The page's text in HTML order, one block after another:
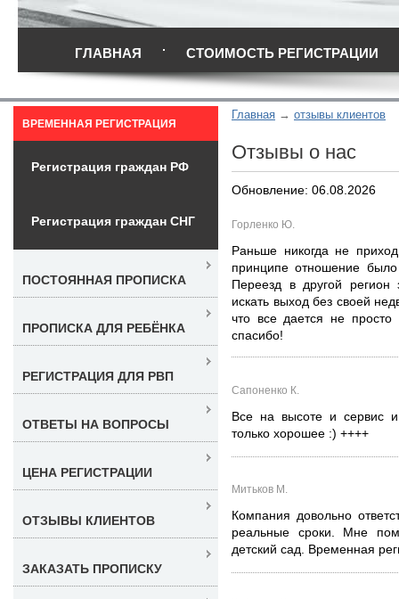
ГЛАВНАЯ СТОИМОСТЬ РЕГИСТРАЦИИ
Главная отзывы клиентов
Отзывы о нас
Обновление: 06.08.2026
Горленко Ю.
Раньше никогда не
принципе отношение
Переезд в другой регион
искать выход без своей
что все дается не
спасибо!
Сапоненко К.
Все на высоте и сервис
только хорошее :) ++++
Митьков М.
Компания довольно
реальные сроки. Мне
детский сад. Временная
ВРЕМЕННАЯ РЕГИСТРАЦИЯ
Регистрация граждан РФ
Регистрация граждан СНГ
ПОСТОЯННАЯ ПРОПИСКА
ПРОПИСКА ДЛЯ РЕБЁНКА
РЕГИСТРАЦИЯ ДЛЯ РВП
ОТВЕТЫ НА ВОПРОСЫ
ЦЕНА РЕГИСТРАЦИИ
ОТЗЫВЫ КЛИЕНТОВ
ЗАКАЗАТЬ ПРОПИСКУ